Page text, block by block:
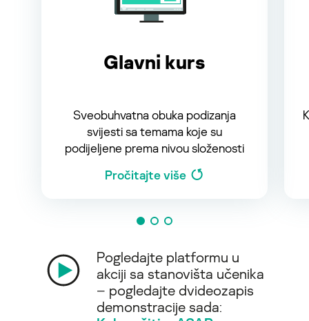
Glavni kurs
Sveobuhvatna obuka podizanja
svijesti sa temama koje su
podijeljene prema nivou složenosti
Pročitajte više
Pogledajte platformu u
akciji sa stanovišta učenika
– pogledajte dvideozapis
demonstracije sada: